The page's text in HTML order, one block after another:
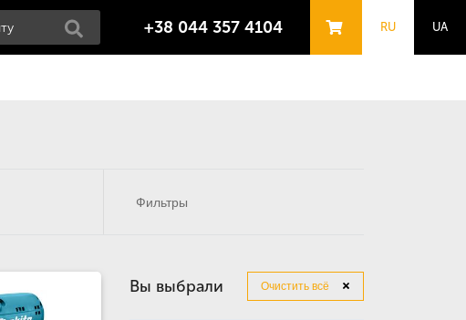
+38 044 357 4104 RU UA
Вы выбрали Очистить всё
Фильтры